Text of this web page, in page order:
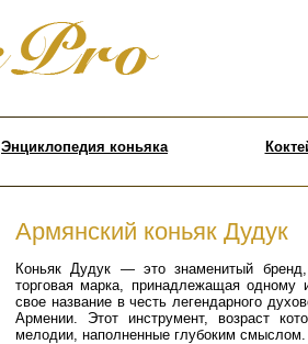
Энциклопедия коньяка
Армянский коньяк Дудук
Коньяк Дудук — это знаменитый бренд,
торговая марка, принадлежащая
свое название в честь легендарного
Армении. Этот инструмент, возраст
мелодии, наполненные глубоким смыслом.